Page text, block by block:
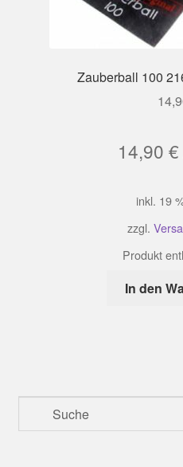
Zauberball 100
14,90 €
inkl. 19
zzgl.
Produkt
In den